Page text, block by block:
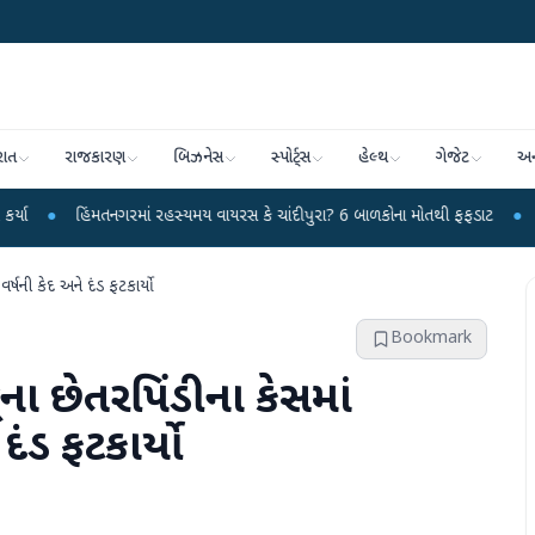
રાજકારણ બિઝનેસ સ્પોર્ટ્સ હેલ્થ ગેજેટ
રહસ્યમય વાયરસ કે ચાંદીપુરા? 6 બાળકોના મોતથી ફફડાટ ● હવામાન વિભાગે
કેદ અને દંડ ફટકાર્યો
Bookmark
છેતરપિંડીના કેસમાં
ફટકાર્યો